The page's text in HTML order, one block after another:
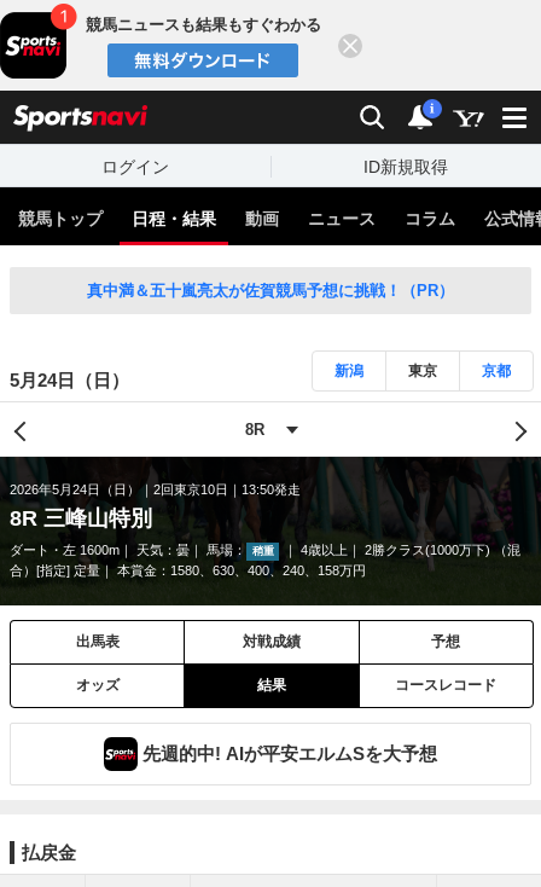
競馬ニュースも結果もすぐわかる
検索 通知
i
ログイン ID新規取得
競馬トップ 日程・結果 動画 ニュース コラム 公式情
真中満＆五十嵐亮太が佐賀競馬予想に挑戦！（PR）
5月24日（日） 新潟 東京 京都
2026年5月24日（日） 2回東京10日 13:50発走
8R 三峰山特別
ダート・左 1600m 天気： 曇 馬場： 稍重 4歳以上
2勝クラス(1000万下) （混
合）[指定] 定量
本賞金：1580、630、400、240、158万円
出馬表 対戦成績 予想
オッズ 結果 コースレコード
先週的中! AIが平安エルムSを大予想
払戻金